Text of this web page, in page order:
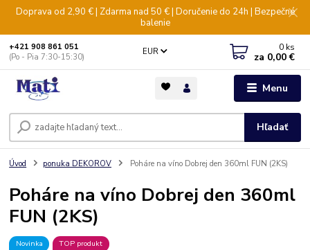
Doprava od 2,90 € | Zdarma nad 50 € | Doručenie do 24h | Bezpečné
balenie
Menu
EUR
Hľadať
+421 908 861 051
(Po - Pia 7:30-15:30)
0 ks
za 0,00 €
Úvod ponuka DEKOROV Poháre na víno Dobrej den 360ml FUN (2KS)
Poháre na víno Dobrej den 360ml
FUN (2KS)
Novinka TOP produkt